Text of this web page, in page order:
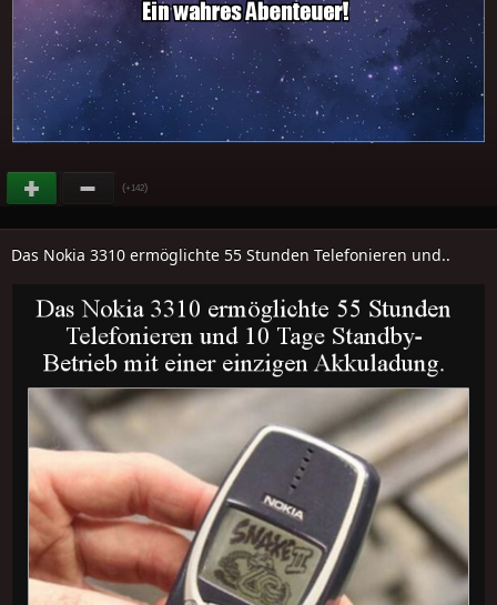
(+142)
Das Nokia 3310 ermöglichte 55 Stunden Telefonieren und..